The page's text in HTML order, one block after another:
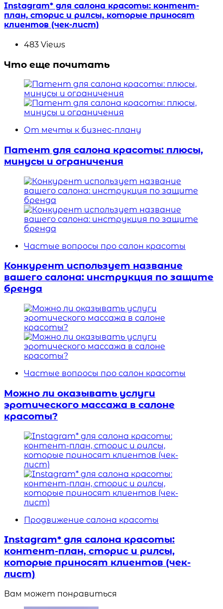
Instagram* для салона красоты: контент-
план, сторис и рилсы, которые приносят
клиентов (чек-лист)
483 Views
Что еще почитать
От мечты к бизнес-плану
Патент для салона красоты: плюсы,
минусы и ограничения
Частые вопросы про салон красоты
Конкурент использует название
вашего салона: инструкция по защите
бренда
Частые вопросы про салон красоты
Можно ли оказывать услуги
эротического массажа в салоне
красоты?
Продвижение салона красоты
Instagram* для салона красоты:
контент-план, сторис и рилсы,
которые приносят клиентов (чек-
лист)
Вам может понравиться